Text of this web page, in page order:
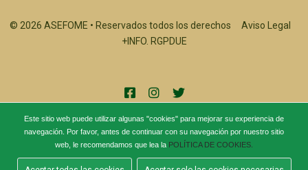
© 2026 ASEFOME • Reservados todos los derechos Aviso Legal
+INFO. RGPDUE
Este sitio web puede utilizar algunas "cookies" para mejorar su experiencia de
navegación. Por favor, antes de continuar con su navegación por nuestro sitio
web, le recomendamos que lea la POLÍTICA DE COOKIES.